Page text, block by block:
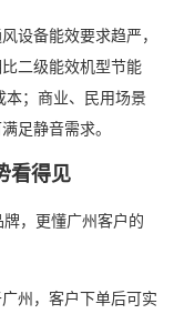
设备能效要求趋严，
二级能效机型节能
；商业、民用场景
足静音需求。
看得见
，更懂广州客户的
州，客户下单后可实